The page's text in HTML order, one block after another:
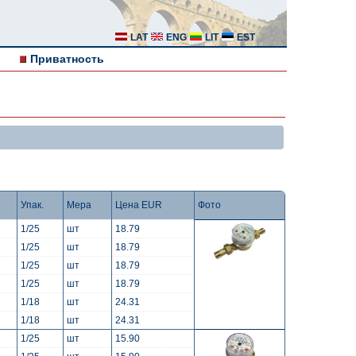
LAT ENG LIT EST
Приватность
Упак. Мера Цена EUR Фото
1/25 шт
18.79
1/25 шт
18.79
1/25 шт
18.79
1/25 шт
18.79
1/18 шт
24.31
1/18 шт
24.31
1/25 шт
15.90